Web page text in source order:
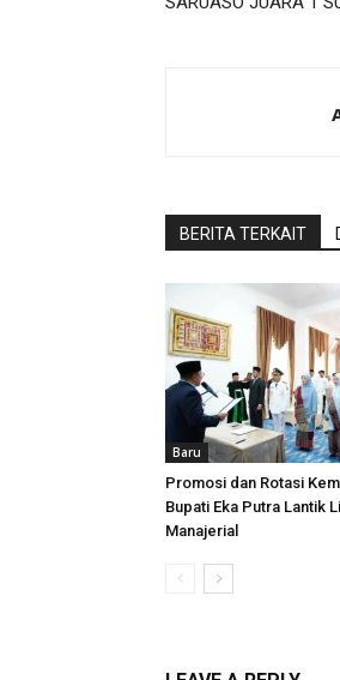
BERITA TERKAIT
Baru
Promosi dan Rotasi
Bupati Eka Putra Lantik
Manajerial